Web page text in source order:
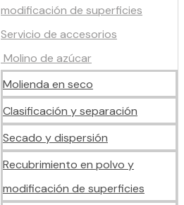
modificación de superficies
Servicio de accesorios
Molino de azúcar
Molienda en seco
Clasificación y separación
Secado y dispersión
Recubrimiento en polvo y
modificación de superficies